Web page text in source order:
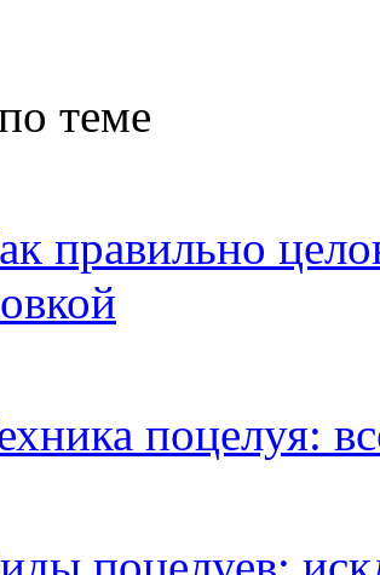
теме
правильно
поцелуя: